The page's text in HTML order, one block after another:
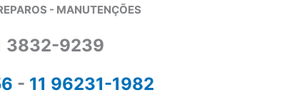
- MANUTENÇÕES
3832-9239
- 11 96231-1982